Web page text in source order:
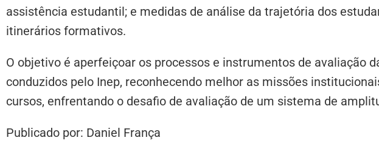
assistência estudantil; e medidas de análise da trajetória dos
itinerários formativos.
O objetivo é aperfeiçoar os processos e instrumentos de avaliação
conduzidos pelo Inep, reconhecendo melhor as missões
cursos, enfrentando o desafio de avaliação de um sistema de
Publicado por: Daniel França